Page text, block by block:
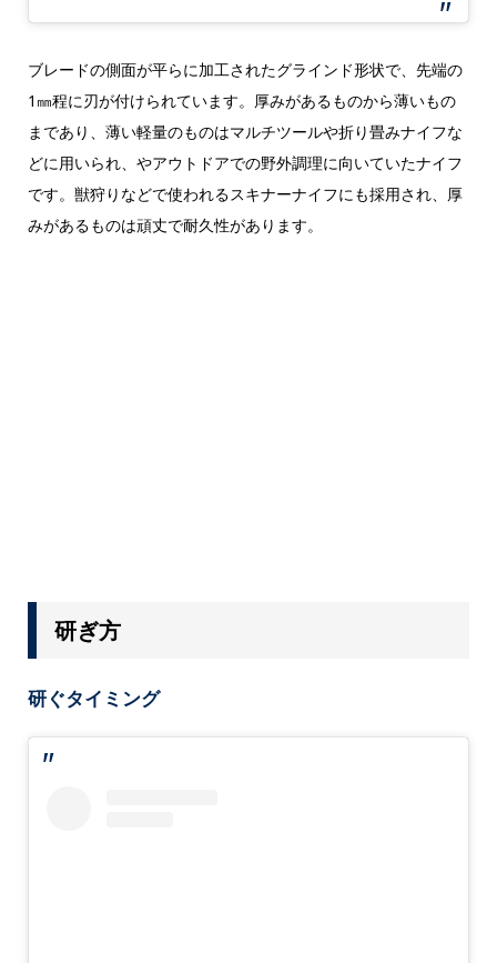
ブレードの側面が平らに加工されたグラインド形状で、先端の
1㎜程に刃が付けられています。厚みがあるものから薄いもの
まであり、薄い軽量のものはマルチツールや折り畳みナイフな
どに用いられ、やアウトドアでの野外調理に向いていたナイフ
です。獣狩りなどで使われるスキナーナイフにも採用され、厚
みがあるものは頑丈で耐久性があります。
研ぎ方
研ぐタイミング